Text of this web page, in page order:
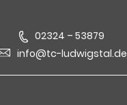
02324 – 53879
info@tc-ludwigstal.de